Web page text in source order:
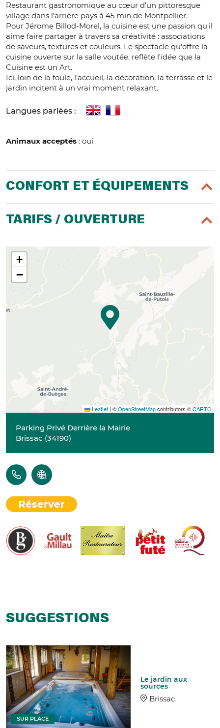
Restaurant gastronomique au cœur d'un pittoresque
village dans l'arrière pays à 45 min de Montpellier.
Pour Jérome Billod-Morel, la cuisine est une passion qu'il
aime faire partager à travers sa créativité : associations
de saveurs, textures et couleurs. Le spectacle qu'offre la
cuisine ouverte sur la salle voutée, reflète l'idée que la
Cuisine est un Art.
Ici, loin de la foule, l'accueil, la décoration, la terrasse et le
jardin incitent à un vrai moment relaxant.
Langues parlées :
Animaux acceptés : oui
CONFORT ET ÉQUIPEMENTS
TARIFS / OUVERTURE
+
−
Leaflet | ©OpenStreetMapcontributors ©CARTO
Parking Privé Derrière la Mairie
Brissac (34190)
Réserver
SUGGESTIONS
Le jardin aux
sources
Brissac
SUR PLACE